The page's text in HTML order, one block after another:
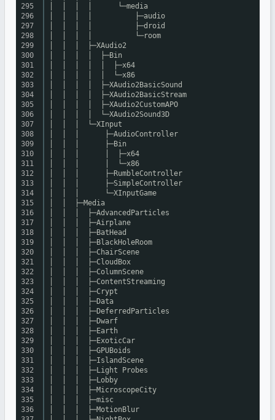
295
296
297
298
299
300
301
302
303
304
305
306
307
308
309
310
311
312
313
314
315
316
317
318
319
320
321
322
323
324
325
326
327
328
329
330
331
332
333
334
335
336
│ │ │ │ └─media
│ │ │ │ ├─audio
│ │ │ │ ├─droid
│ │ │ │ └─room
│ │ │ ├─XAudio2
│ │ │ │ ├─Bin
│ │ │ │ │ ├─x64
│ │ │ │ │ └─x86
│ │ │ │ ├─XAudio2BasicSound
│ │ │ │ ├─XAudio2BasicStream
│ │ │ │ ├─XAudio2CustomAPO
│ │ │ │ └─XAudio2Sound3D
│ │ │ └─XInput
│ │ │ ├─AudioController
│ │ │ ├─Bin
│ │ │ │ ├─x64
│ │ │ │ └─x86
│ │ │ ├─RumbleController
│ │ │ ├─SimpleController
│ │ │ └─XInputGame
│ │ ├─Media
│ │ │ ├─AdvancedParticles
│ │ │ ├─Airplane
│ │ │ ├─BatHead
│ │ │ ├─BlackHoleRoom
│ │ │ ├─ChairScene
│ │ │ ├─CloudBox
│ │ │ ├─ColumnScene
│ │ │ ├─ContentStreaming
│ │ │ ├─Crypt
│ │ │ ├─Data
│ │ │ ├─DeferredParticles
│ │ │ ├─Dwarf
│ │ │ ├─Earth
│ │ │ ├─ExoticCar
│ │ │ ├─GPUBoids
│ │ │ ├─IslandScene
│ │ │ ├─Light Probes
│ │ │ ├─Lobby
│ │ │ ├─MicroscopeCity
│ │ │ ├─misc
│ │ │ ├─MotionBlur